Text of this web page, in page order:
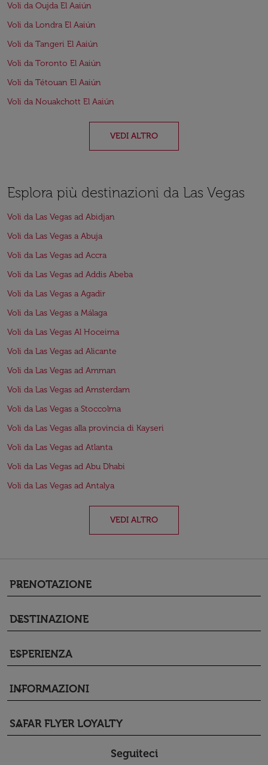
Voli da Oujda El Aaiún
Voli da Londra El Aaiún
Voli da Tangeri El Aaiún
Voli da Toronto El Aaiún
Voli da Tétouan El Aaiún
Voli da Nouakchott El Aaiún
VEDI ALTRO
Esplora più destinazioni da Las Vegas
Voli da Las Vegas ad Abidjan
Voli da Las Vegas a Abuja
Voli da Las Vegas ad Accra
Voli da Las Vegas ad Addis Abeba
Voli da Las Vegas a Agadir
Voli da Las Vegas a Málaga
Voli da Las Vegas Al Hoceima
Voli da Las Vegas ad Alicante
Voli da Las Vegas ad Amman
Voli da Las Vegas ad Amsterdam
Voli da Las Vegas a Stoccolma
Voli da Las Vegas alla provincia di Kayseri
Voli da Las Vegas ad Atlanta
Voli da Las Vegas ad Abu Dhabi
Voli da Las Vegas ad Antalya
VEDI ALTRO
PRENOTAZIONE
keyboard_arrow_down
DESTINAZIONE
keyboard_arrow_down
ESPERIENZA
keyboard_arrow_down
INFORMAZIONI
keyboard_arrow_down
SAFAR FLYER LOYALTY
keyboard_arrow_down
Seguiteci